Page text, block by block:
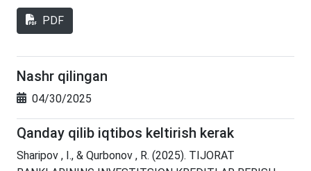
PDF
Nashr qilingan
04/30/2025
Qanday qilib iqtibos keltirish kerak
Sharipov , I., & Qurbonov , R. (2025). TIJORAT